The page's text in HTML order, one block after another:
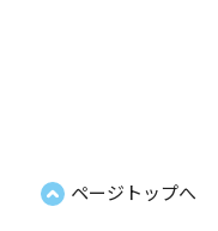
ページトップへ